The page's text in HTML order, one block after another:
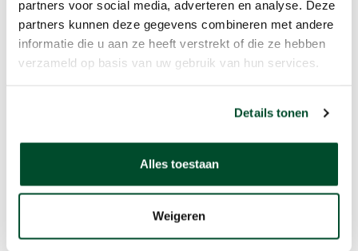
partners voor social media, adverteren en analyse. Deze
partners kunnen deze gegevens combineren met andere
informatie die u aan ze heeft verstrekt of die ze hebben
verzameld op basis van uw gebruik van hun services.
Details tonen
Alles toestaan
Weigeren